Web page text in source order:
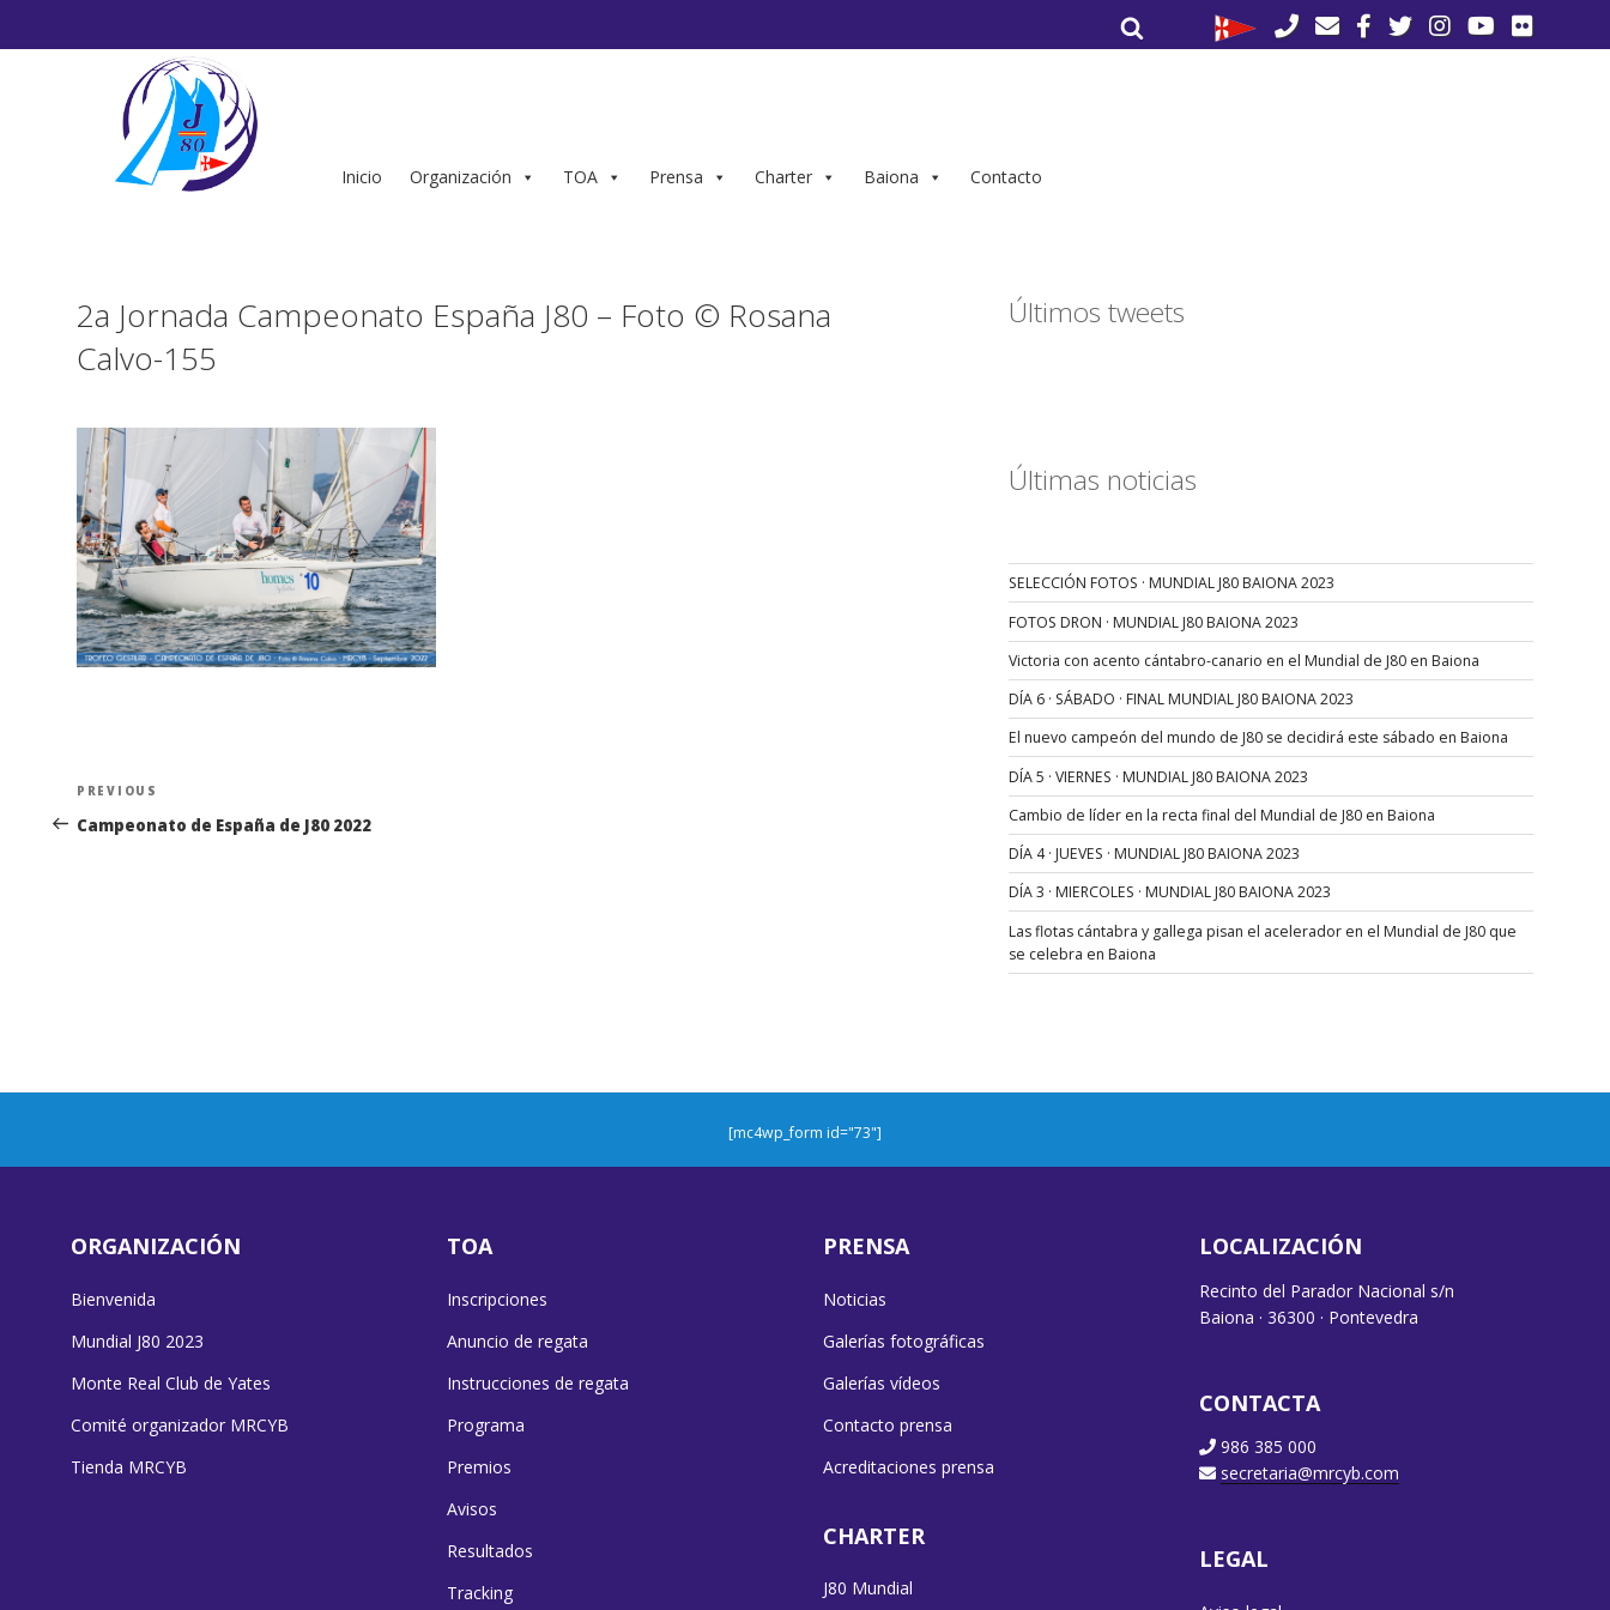
por:
Inicio Organización TOA Prensa Charter Baiona Contacto
2a Jornada Campeonato España J80 – Foto © Rosana
Calvo-155
Navegación
de
Previous
Post
PREVIOUS
Campeonato de España de J80 2022
Últimos tweets
Últimas noticias
SELECCIÓN FOTOS · MUNDIAL J80 BAIONA 2023
FOTOS DRON · MUNDIAL J80 BAIONA 2023
Victoria con acento cántabro-canario en el Mundial de J80 en Baiona
DÍA 6 · SÁBADO · FINAL MUNDIAL J80 BAIONA 2023
El nuevo campeón del mundo de J80 se decidirá este sábado en Baiona
DÍA 5 · VIERNES · MUNDIAL J80 BAIONA 2023
Cambio de líder en la recta final del Mundial de J80 en Baiona
DÍA 4 · JUEVES · MUNDIAL J80 BAIONA 2023
DÍA 3 · MIERCOLES · MUNDIAL J80 BAIONA 2023
Las flotas cántabra y gallega pisan el acelerador en el Mundial de J80 que
se celebra en Baiona
[mc4wp_form id="73"]
ORGANIZACIÓN
Bienvenida
Mundial J80 2023
Monte Real Club de Yates
Comité organizador MRCYB
Tienda MRCYB
TOA
Inscripciones
Anuncio de regata
Instrucciones de regata
Programa
Premios
Avisos
Resultados
Tracking
PRENSA
Noticias
Galerías fotográficas
Galerías vídeos
Contacto prensa
Acreditaciones prensa
CHARTER
J80 Mundial
LOCALIZACIÓN
Recinto del Parador Nacional s/n
Baiona · 36300 · Pontevedra
CONTACTA
986 385 000
secretaria@mrcyb.com
LEGAL